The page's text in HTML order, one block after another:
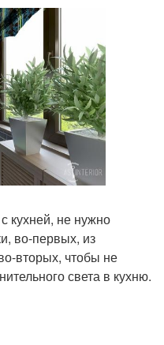
кухней, не нужно
во-первых, из
вторых, чтобы не
света в кухню.